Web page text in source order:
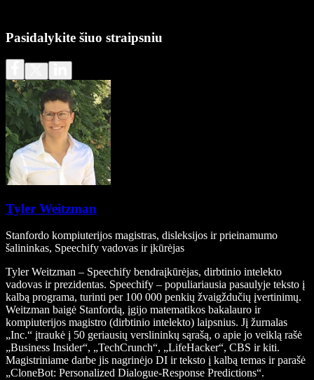
Pasidalykite šiuo straipsniu
Tyler Weitzman
Stanfordo kompiuterijos magistras, disleksijos ir prieinamumo
šalininkas, Speechify vadovas ir įkūrėjas
Tyler Weitzman – Speechify bendraįkūrėjas, dirbtinio intelekto
vadovas ir prezidentas. Speechify – populiariausia pasaulyje teksto į
kalbą programa, turinti per 100 000 penkių žvaigždučių įvertinimų.
Weitzman baigė Stanfordą, įgijo matematikos bakalauro ir
kompiuterijos magistro (dirbtinio intelekto) laipsnius. Jį žurnalas
„Inc.“ įtraukė į 50 geriausių verslininkų sąrašą, o apie jo veiklą rašė
„Business Insider“, „TechCrunch“, „LifeHacker“, CBS ir kiti.
Magistriniame darbe jis nagrinėjo DI ir teksto į kalbą temas ir parašė
„CloneBot: Personalized Dialogue-Response Predictions“.